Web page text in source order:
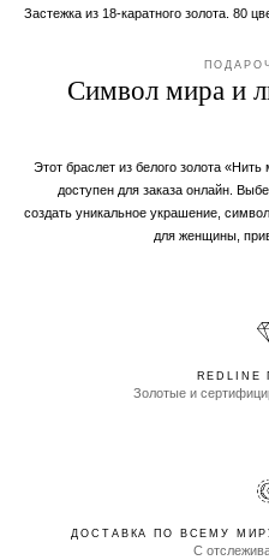
Застежка из 18-каратного золота. 80
Символ мира и
Этот браслет из белого золота
доступен для заказа онлайн.
создать уникальное украшение,
для женщины,
REDLINE
Золотые и
ДОСТАВКА ПО ВСЕМУ МИРУ
С